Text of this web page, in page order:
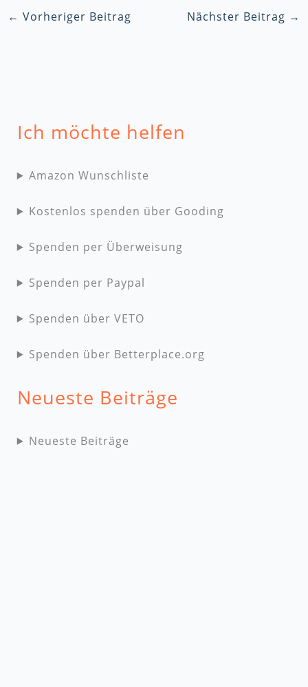
← Vorheriger Beitrag Nächster Beitrag →
Ich möchte helfen
Amazon Wunschliste
Kostenlos spenden über Gooding
Spenden per Überweisung
Spenden per Paypal
Spenden über VETO
Spenden über Betterplace.org
Neueste Beiträge
Neueste Beiträge